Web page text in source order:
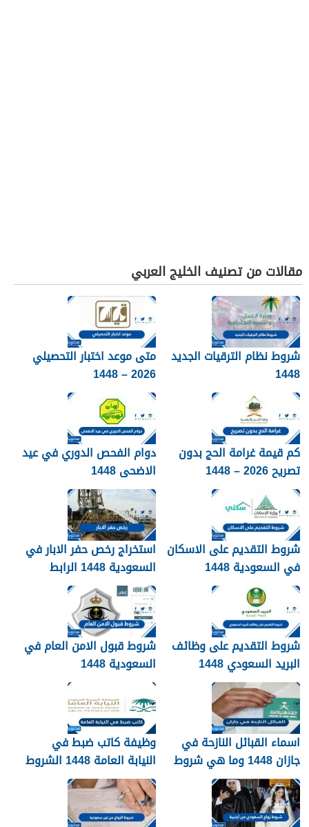
مقالات من تصنيف الخليج العربي
شروط نظام الترقيات الجديد
1448
متى موعد اختبار التحصيلي
2026 – 1448
كم قيمة غرامة الحج بدون
تصريح 2026 – 1448
دوام الفحص الدوري في عيد
الاضحى 1448
شروط التقديم على الاسكان
في السعودية 1448
استخراج رخص حفر الابار في
السعودية 1448 الرابط
والشروط بالتفصيل
شروط التقديم على وظائف
البريد السعودي 1448
شروط قبول الامن العام في
السعودية 1448
اسماء القبائل النازحة في
جازان 1448 وما هي شروط
تجنيسها
وظيفة كاتب ضبط في
النيابة العامة 1448 الشروط
وطريقة التقديم